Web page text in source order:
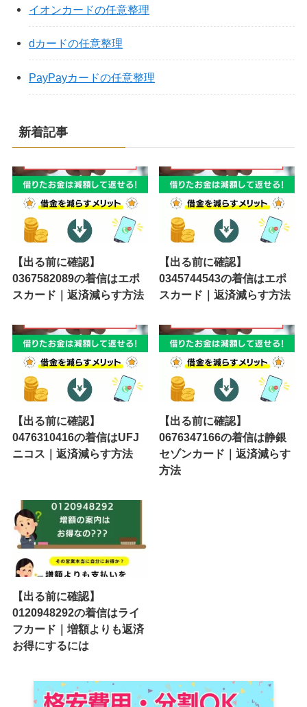
イオンカードの任意整理
dカードの任意整理
PayPayカードの任意整理
新着記事
【出る前に確認】
0367582089の着信はエポ
スカード｜返済減らす方法
【出る前に確認】
0345744543の着信はエポ
スカード｜返済減らす方法
【出る前に確認】
0476310416の着信はUFJ
ニコス｜返済減らす方法
【出る前に確認】
0676347166の着信は静銀
セゾンカード｜返済減らす
方法
【出る前に確認】
0120948292の着信はライ
フカード｜増額よりも返済
お得にするには